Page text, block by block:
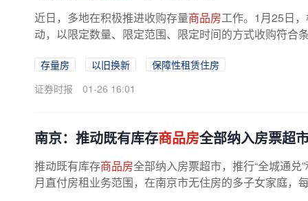
近日，多地在积极推进收购存量商品房工作。1月25日
动，以限定数量、限定范围、限定时间的方式收购符合
存量房 以旧换新
保障性租赁住房
证券时报
01-26 16:01
南京：推动既有库存商品房全部纳入房票超
推动既有库存商品房全部纳入房票超市，推行“全城通兑
月直付房租业务范围，在南京市无住房的多子女家庭，